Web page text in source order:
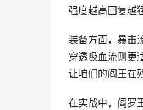
强度越高回复越
装备方面，暴击
穿透吸血流则更
让咱们的阎王在
在实战中，阎罗